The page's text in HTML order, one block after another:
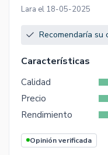
Lara el 18-05-2025
Recomendaría su
Características
Calidad
Precio
Rendimiento
Opinión verificada